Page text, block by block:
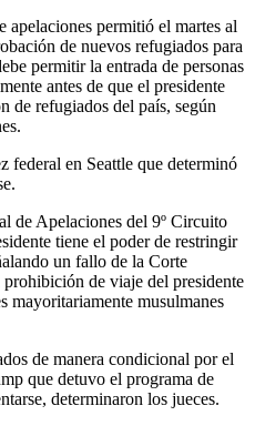
apelaciones permitió el martes al
de nuevos refugiados para
permitir la entrada de personas
antes de que el presidente
de refugiados del país, según
en Seattle que determinó
de Apelaciones del 9º Circuito
tiene el poder de restringir
un fallo de la Corte
de viaje del presidente
mayoritariamente musulmanes
de manera condicional por el
que detuvo el programa de
determinaron los jueces.